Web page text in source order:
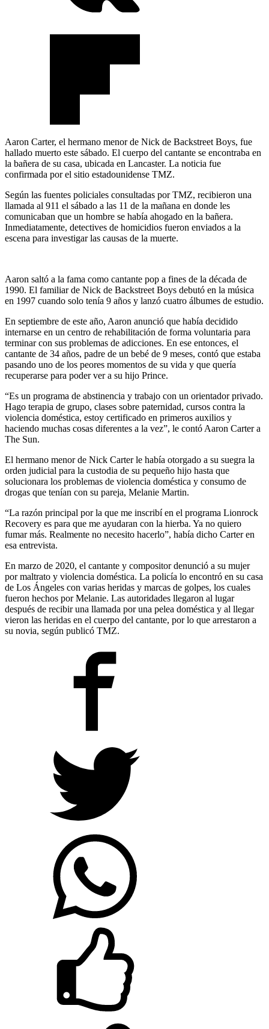
Aaron Carter, el hermano menor de Nick de Backstreet Boys, fue
hallado muerto este sábado. El cuerpo del cantante se encontraba en
la bañera de su casa, ubicada en Lancaster. La noticia fue
confirmada por el sitio estadounidense TMZ.
Según las fuentes policiales consultadas por TMZ, recibieron una
llamada al 911 el sábado a las 11 de la mañana en donde les
comunicaban que un hombre se había ahogado en la bañera.
Inmediatamente, detectives de homicidios fueron enviados a la
escena para investigar las causas de la muerte.
Aaron saltó a la fama como cantante pop a fines de la década de
1990. El familiar de Nick de Backstreet Boys debutó en la música
en 1997 cuando solo tenía 9 años y lanzó cuatro álbumes de estudio.
En septiembre de este año, Aaron anunció que había decidido
internarse en un centro de rehabilitación de forma voluntaria para
terminar con sus problemas de adicciones. En ese entonces, el
cantante de 34 años, padre de un bebé de 9 meses, contó que estaba
pasando uno de los peores momentos de su vida y que quería
recuperarse para poder ver a su hijo Prince.
“Es un programa de abstinencia y trabajo con un orientador privado.
Hago terapia de grupo, clases sobre paternidad, cursos contra la
violencia doméstica, estoy certificado en primeros auxilios y
haciendo muchas cosas diferentes a la vez”, le contó Aaron Carter a
The Sun.
El hermano menor de Nick Carter le había otorgado a su suegra la
orden judicial para la custodia de su pequeño hijo hasta que
solucionara los problemas de violencia doméstica y consumo de
drogas que tenían con su pareja, Melanie Martin.
“La razón principal por la que me inscribí en el programa Lionrock
Recovery es para que me ayudaran con la hierba. Ya no quiero
fumar más. Realmente no necesito hacerlo”, había dicho Carter en
esa entrevista.
En marzo de 2020, el cantante y compositor denunció a su mujer
por maltrato y violencia doméstica. La policía lo encontró en su casa
de Los Ángeles con varias heridas y marcas de golpes, los cuales
fueron hechos por Melanie. Las autoridades llegaron al lugar
después de recibir una llamada por una pelea doméstica y al llegar
vieron las heridas en el cuerpo del cantante, por lo que arrestaron a
su novia, según publicó TMZ.